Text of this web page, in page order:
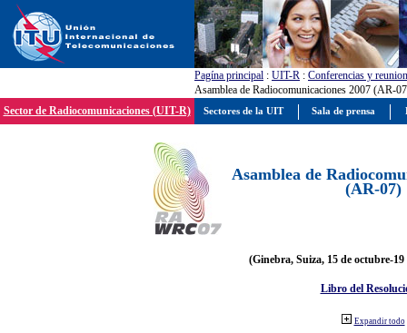
Pagína principal : UIT-R : Conferencias y
Asamblea de Radiocomunicaciones 2007 (AR-
Sector de Radiocomunicaciones (UIT-R)
Asamblea de
(AR-07)
(Ginebra, Suiza, 15 de octubre-19
Libro del
Expandir todo
Sectores de la UIT Sala de prensa